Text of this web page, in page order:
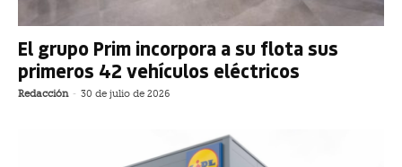
El grupo Prim incorpora a su flota sus
primeros 42 vehículos eléctricos
Redacción - 30 de julio de 2026